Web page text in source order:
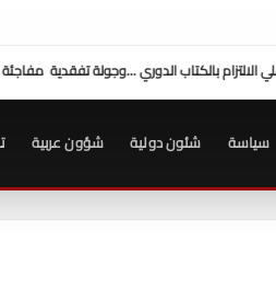
تفقدية مفاجئة " للشريف" بمحكمة شمال
سياسة شئون دولية شؤون عربية